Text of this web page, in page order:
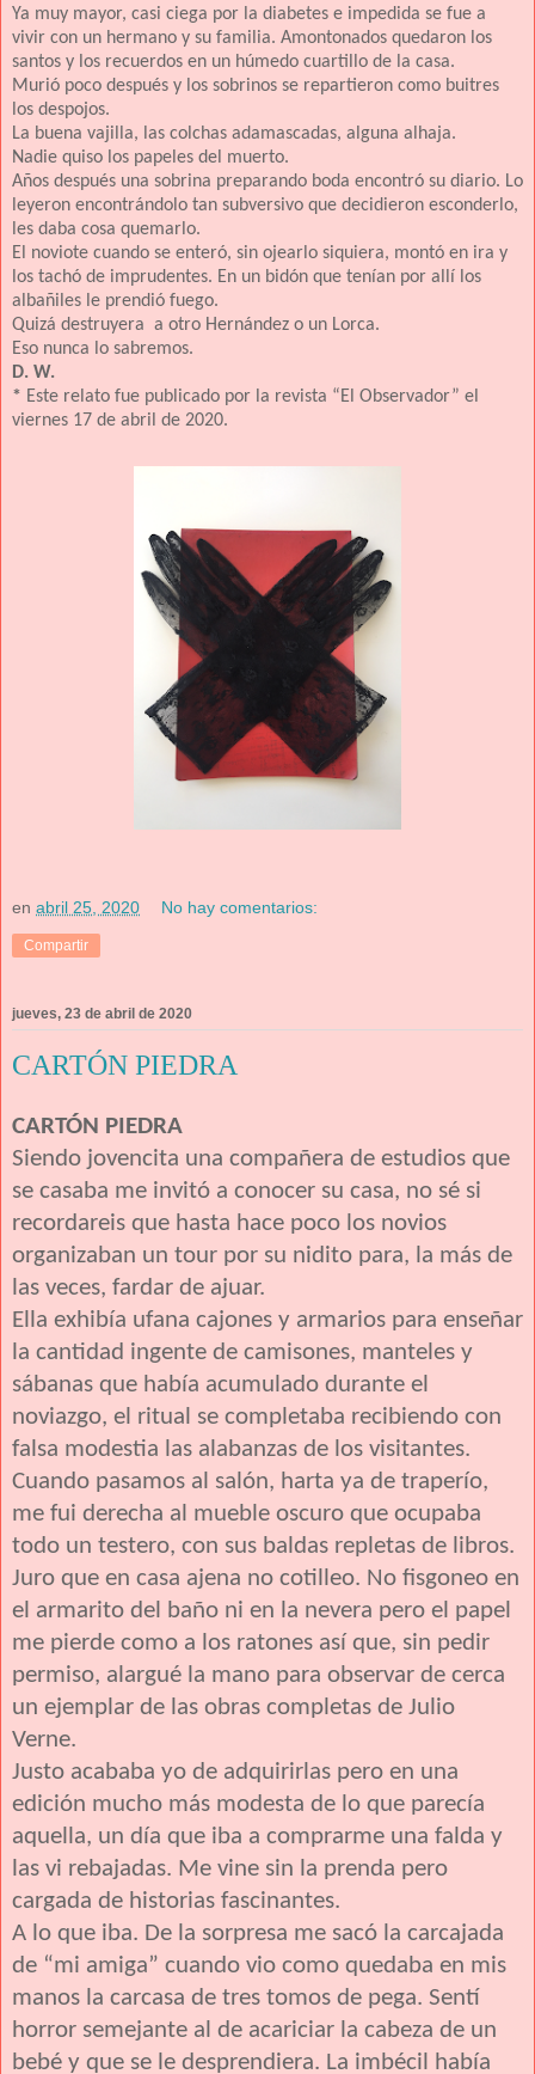
Ya muy mayor, casi ciega por la diabetes e impedida se fue a
vivir con un hermano y su familia. Amontonados quedaron los
santos y los recuerdos en un húmedo cuartillo de la casa.
Murió poco después y los sobrinos se repartieron como buitres
los despojos.
La buena vajilla, las colchas adamascadas, alguna alhaja.
Nadie quiso los papeles del muerto.
Años después una sobrina preparando boda encontró su diario. Lo
leyeron encontrándolo tan subversivo que decidieron esconderlo,
les daba cosa quemarlo.
El noviote cuando se enteró, sin ojearlo siquiera, montó en ira y
los tachó de imprudentes. En un bidón que tenían por allí los
albañiles le prendió fuego.
Quizá destruyera a otro Hernández o un Lorca.
Eso nunca lo sabremos.
D. W.
* Este relato fue publicado por la revista “El Observador” el
viernes 17 de abril de 2020.
en abril 25, 2020 No hay comentarios:
Compartir
jueves, 23 de abril de 2020
CARTÓN PIEDRA
CARTÓN PIEDRA
Siendo jovencita una compañera de estudios que
se casaba me invitó a conocer su casa, no sé si
recordareis que hasta hace poco los novios
organizaban un tour por su nidito para, la más de
las veces, fardar de ajuar.
Ella exhibía ufana cajones y armarios para enseñar
la cantidad ingente de camisones, manteles y
sábanas que había acumulado durante el
noviazgo, el ritual se completaba recibiendo con
falsa modestia las alabanzas de los visitantes.
Cuando pasamos al salón, harta ya de traperío,
me fui derecha al mueble oscuro que ocupaba
todo un testero, con sus baldas repletas de libros.
Juro que en casa ajena no cotilleo. No fisgoneo en
el armarito del baño ni en la nevera pero el papel
me pierde como a los ratones así que, sin pedir
permiso, alargué la mano para observar de cerca
un ejemplar de las obras completas de Julio
Verne.
Justo acababa yo de adquirirlas pero en una
edición mucho más modesta de lo que parecía
aquella, un día que iba a comprarme una falda y
las vi rebajadas. Me vine sin la prenda pero
cargada de historias fascinantes.
A lo que iba. De la sorpresa me sacó la carcajada
de “mi amiga” cuando vio como quedaba en mis
manos la carcasa de tres tomos de pega. Sentí
horror semejante al de acariciar la cabeza de un
bebé y que se le desprendiera. La imbécil había